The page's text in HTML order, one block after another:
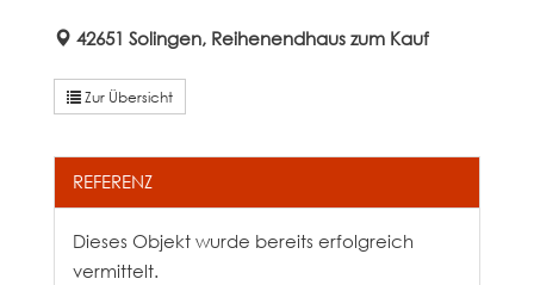
42651 Solingen, Reihenendhaus zum Kauf
Zur Übersicht
REFERENZ
Dieses Objekt wurde bereits erfolgreich
vermittelt.